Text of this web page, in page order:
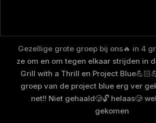
Gezellige grote groep bij ons🔥 in 4
ze om en om tegen elkaar strijden in
Grill with a Thrill en Project
groep van de project blue erg ver
net!! Niet gehaald🥲🔓 helaas🥲
gekomen